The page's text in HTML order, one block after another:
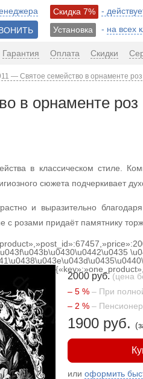
Скидка 7%
-
Установка
- на всех
Гарантия Оплата Скидки
— Святое семейство в орнаменте роз
в орнаменте роз
в классическом стиле.
сюжета подчеркивает
и выразительно
розами придаёт памятнику
2000 руб. (цена
– 5 % – При
– 2 % –
1900 руб.
илиоформить